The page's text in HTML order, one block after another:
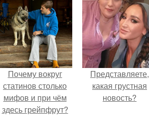
Почему вокруг
статинов столько
мифов и при чём
здесь грейпфрут?
Представляете,
какая грустная
новость?